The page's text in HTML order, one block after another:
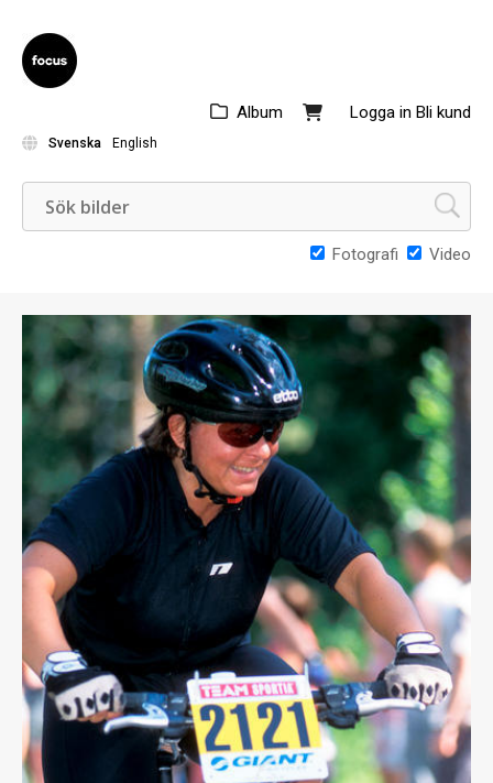
Logga in Bli kund
Album
Svenska English
Fotografi Video